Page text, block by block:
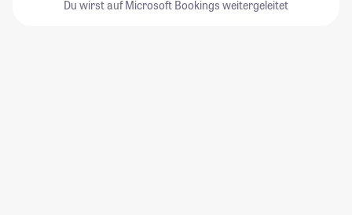
Du wirst auf Microsoft Bookings weitergeleitet